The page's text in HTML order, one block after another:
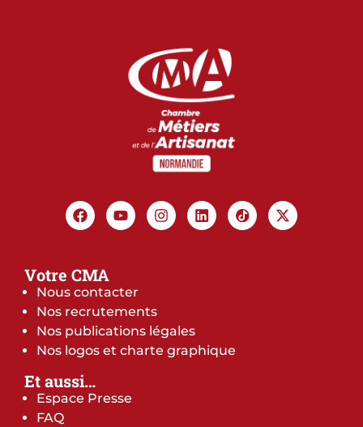
Votre CMA
Nous contacter
Nos recrutements
Nos publications légales
Nos logos et charte graphique
Et aussi…
Espace Presse
FAQ